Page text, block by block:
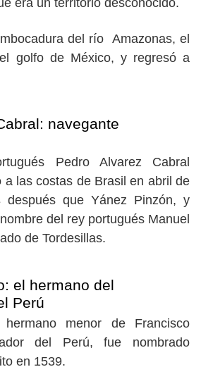
era un territorio desconocido.
del río Amazonas, el
golfo de México, y regresó a
navegante
Pedro Alvarez Cabral
a las costas de Brasil en abril de
después que Yánez Pinzón, y
del rey portugués Manuel
de Tordesillas.
el hermano del
Perú
hermano menor de Francisco
del Perú, fue nombrado
en 1539.